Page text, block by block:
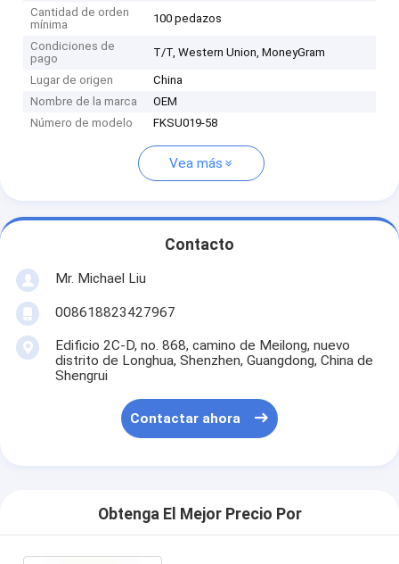
Cantidad de orden
mínima
100 pedazos
Condiciones de
pago
T/T, Western Union, MoneyGram
Lugar de origen
China
Nombre de la marca
OEM
Número de modelo
FKSU019-58
Vea más
Contacto
Mr. Michael Liu
008618823427967
Edificio 2C-D, no. 868, camino de Meilong, nuevo
distrito de Longhua, Shenzhen, Guangdong, China de
Shengrui
Contactar ahora
Obtenga El Mejor Precio Por